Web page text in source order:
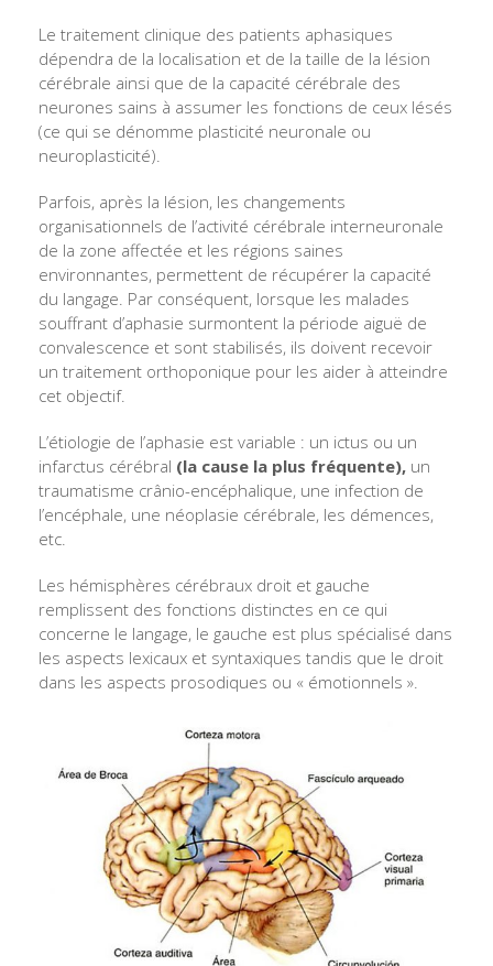
Le traitement clinique des patients aphasiques
dépendra de la localisation et de la taille de la lésion
cérébrale ainsi que de la capacité cérébrale des
neurones sains à assumer les fonctions de ceux lésés
(ce qui se dénomme plasticité neuronale ou
neuroplasticité).
Parfois, après la lésion, les changements
organisationnels de l’activité cérébrale interneuronale
de la zone affectée et les régions saines
environnantes, permettent de récupérer la capacité
du langage. Par conséquent, lorsque les malades
souffrant d’aphasie surmontent la période aiguë de
convalescence et sont stabilisés, ils doivent recevoir
un traitement orthoponique pour les aider à atteindre
cet objectif.
L’étiologie de l’aphasie est variable : un ictus ou un
infarctus cérébral (la cause la plus fréquente), un
traumatisme crânio-encéphalique, une infection de
l’encéphale, une néoplasie cérébrale, les démences,
etc.
Les hémisphères cérébraux droit et gauche
remplissent des fonctions distinctes en ce qui
concerne le langage, le gauche est plus spécialisé dans
les aspects lexicaux et syntaxiques tandis que le droit
dans les aspects prosodiques ou « émotionnels ».